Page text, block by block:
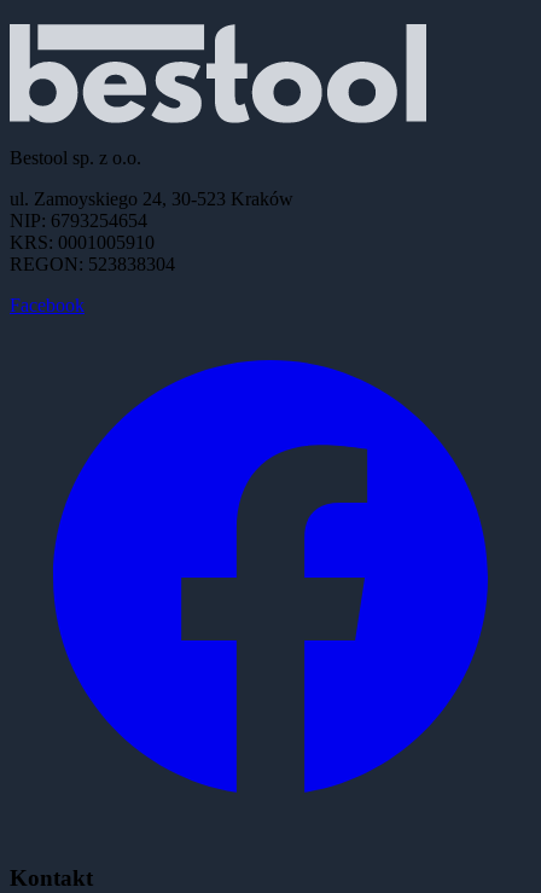
Bestool sp. z o.o.
ul. Zamoyskiego 24, 30-523 Kraków
NIP: 6793254654
KRS: 0001005910
REGON: 523838304
Facebook
Kontakt